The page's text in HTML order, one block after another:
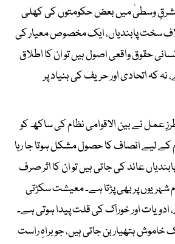
مشرقِ وسطیٰ میں بعض حکومتوں کی کھلی
سخت پابندیاں، ایک مخصوص معیار کی
حقوق واقعی اصول ہیں تو ان کا اطلاق
کہ اتحادی اور حریف کی بنیاد پر
عمل نے بین الاقوامی نظام کی ساکھ کو
کے لیے انصاف کا حصول مشکل ہوتا جا رہا
عائد کی جاتی ہیں تو ان کا اثر صرف
شہریوں پر بھی پڑتا ہے۔ معیشت سکڑتی
اور خوراک کی قلت پیدا ہوتی ہے۔
خاموش ہتھیار بن جاتی ہیں، جو براہِ راست